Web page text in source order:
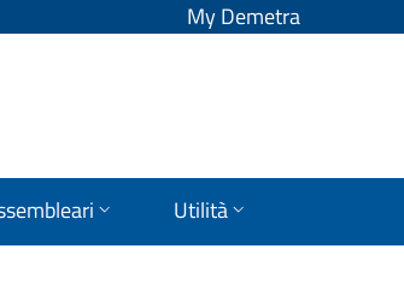
My Demetra
Utilità